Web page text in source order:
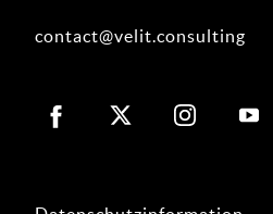
contact@velit.consulting
VELIT
Consulting
VELIT
Consulting
VELIT
Consulting
VELIT